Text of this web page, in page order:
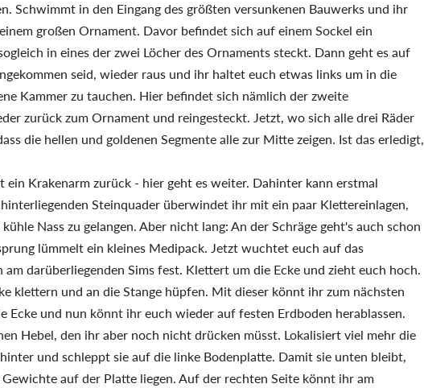
Schwimmt in den Eingang des größten versunkenen Bauwerks und ihr
großen Ornament. Davor befindet sich auf einem Sockel ein
in eines der zwei Löcher des Ornaments steckt. Dann geht es auf
seid, wieder raus und ihr haltet euch etwas links um in die
Kammer zu tauchen. Hier befindet sich nämlich der zweite
zurück zum Ornament und reingesteckt. Jetzt, wo sich alle drei Räder
die hellen und goldenen Segmente alle zur Mitte zeigen. Ist das erledigt,
ein Krakenarm zurück - hier geht es weiter. Dahinter kann erstmal
Steinquader überwindet ihr mit ein paar Klettereinlagen,
Nass zu gelangen. Aber nicht lang: An der Schräge geht's auch schon
lümmelt ein kleines Medipack. Jetzt wuchtet euch auf das
darüberliegenden Sims fest. Klettert um die Ecke und zieht euch hoch.
klettern und an die Stange hüpfen. Mit dieser könnt ihr zum nächsten
Ecke und nun könnt ihr euch wieder auf festen Erdboden herablassen.
Hebel, den ihr aber noch nicht drücken müsst. Lokalisiert viel mehr die
und schleppt sie auf die linke Bodenplatte. Damit sie unten bleibt,
auf der Platte liegen. Auf der rechten Seite könnt ihr am